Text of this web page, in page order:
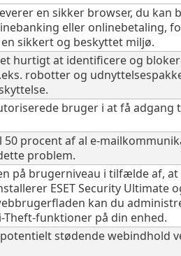
en sikker browser, du kan
eller onlinebetaling,
sikkert og beskyttet miljø.
hurtigt at identificere og
robotter og
bruger i at få adgang
procent af al e-
problem.
på brugerniveau i tilfælde af,
ESET Security Ultimate
kan du
funktioner på din enhed.
stødende webindhold